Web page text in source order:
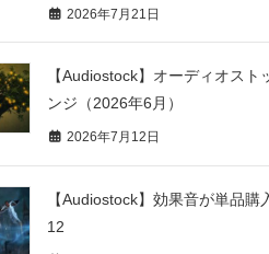
2026年7月21日
【Audiostock】オーディオスト
ンジ（2026年6月）
2026年7月12日
【Audiostock】効果音が単品購
12